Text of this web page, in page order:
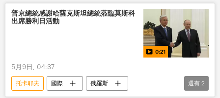
普京總統感謝哈薩克斯坦總統蒞臨莫斯科
出席勝利日活動
0:21
5月9日, 04:37
托卡耶夫 國際
俄羅斯
還有 2